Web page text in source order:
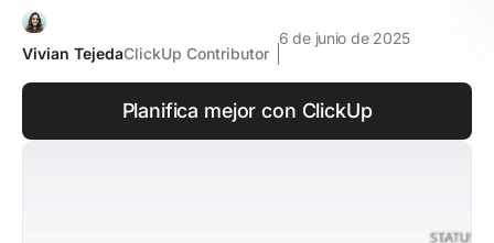
Vivian TejedaClickUp Contributor
6 de junio de 2025
Planifica mejor con ClickUp